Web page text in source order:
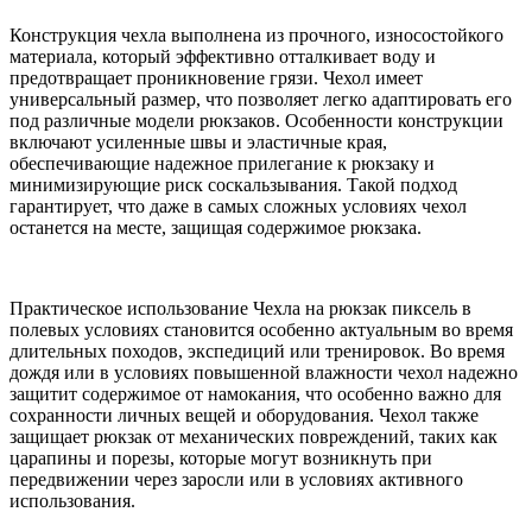
Конструкция чехла выполнена из прочного, износостойкого
материала, который эффективно отталкивает воду и
предотвращает проникновение грязи. Чехол имеет
универсальный размер, что позволяет легко адаптировать его
под различные модели рюкзаков. Особенности конструкции
включают усиленные швы и эластичные края,
обеспечивающие надежное прилегание к рюкзаку и
минимизирующие риск соскальзывания. Такой подход
гарантирует, что даже в самых сложных условиях чехол
останется на месте, защищая содержимое рюкзака.
Практическое использование Чехла на рюкзак пиксель в
полевых условиях становится особенно актуальным во время
длительных походов, экспедиций или тренировок. Во время
дождя или в условиях повышенной влажности чехол надежно
защитит содержимое от намокания, что особенно важно для
сохранности личных вещей и оборудования. Чехол также
защищает рюкзак от механических повреждений, таких как
царапины и порезы, которые могут возникнуть при
передвижении через заросли или в условиях активного
использования.